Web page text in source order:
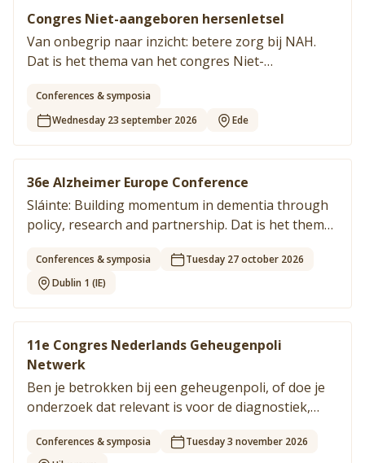
Congres Niet-aangeboren hersenletsel
Van onbegrip naar inzicht: betere zorg bij NAH.
Dat is het thema van het congres Niet-
zorgprofessionals die hierbij betrokken zijn.
Organisatie: BSL Media & Learning.
Conferences & symposia
Wednesday 23 september 2026
Ede
36e Alzheimer Europe Conference
Sláinte: Building momentum in dementia through
policy, research and partnership. Dat is het thema
oktober in Dublin.
Conferences & symposia
Tuesday 27 october 2026
Dublin 1 (IE)
11e Congres Nederlands Geheugenpoli
Netwerk
Ben je betrokken bij een geheugenpoli, of doe je
onderzoek dat relevant is voor de diagnostiek,
dementie? Dan is dit congres iets voor jou.
Conferences & symposia
Tuesday 3 november 2026